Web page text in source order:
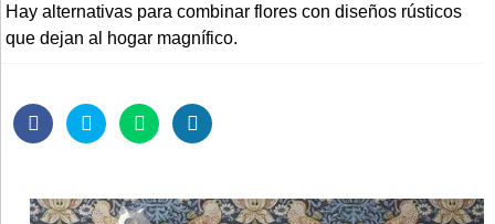
NOTICIAS
VARIAS
POLICIALES
Hay alternativas para combinar flores con diseños rústicos
que dejan al hogar magnífico.